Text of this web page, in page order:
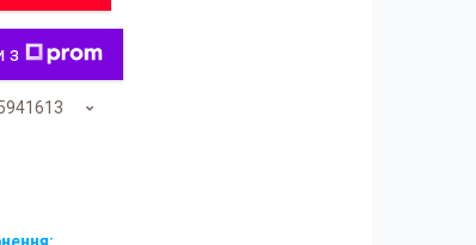
з